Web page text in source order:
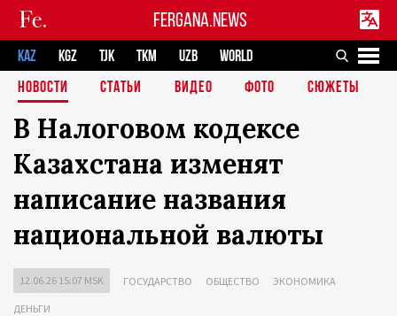
FERGANA.NEWS
KAZ KGZ TJK TKM UZB
WORLD
НОВОСТИ
СТАТЬИ ВИДЕО ФОТО СЮЖЕТЫ
В Налоговом кодексе
Казахстана изменят
написание названия
национальной валюты
12.06.26 15:07 MSK ГОСУДАРСТВО ОБЩЕСТВО ЭКОНОМИКА
ДЕНЬГИ